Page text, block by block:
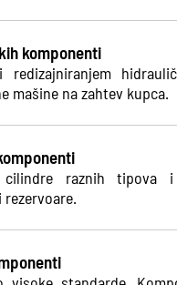
komponenti
redizajniranjem
mašine na zahtev kupca.
cilindre raznih tipova i